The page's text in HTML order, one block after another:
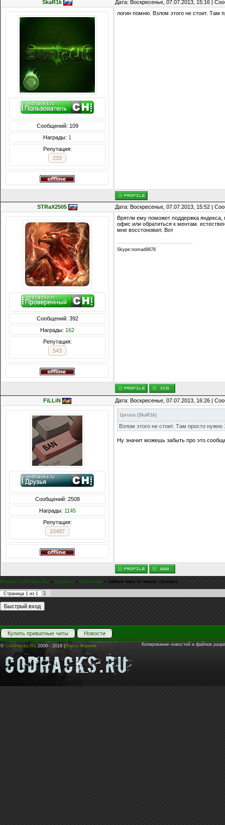
SkaR1k Дата: Воскресенье, 07.07.2013, 15:16 |
Сообщений: 109
Награды: 1
Репутация:
233
логин помню. Взлом этого не стоит. Там
STRaX2505 Дата: Воскресенье, 07.07.2013, 15:52 |
Сообщений: 392
Награды: 162
Репутация:
543
Врятли ему поможет поддержка
офис или обратиться к ментам.
мне восстоновил. Вот
Skype:nomad9878
FiLLiN Дата: Воскресенье, 07.07.2013, 16:26 |
Сообщений: 2508
Награды: 1145
Репутация:
10487
Цитата (SkaR1k)
Взлом этого не стоит. Там просто нужно
Ну значит можешь забыть про это
Форум CoDHacks.Ru » Курилка » Обо всем » Забыл пасс от мыла. (фывфы)
Страница 1 из 1 1
Купить приватные читы Новости
© CoDHacks.Ru 2009 - 2018 | Карта Форума Копирование новостей и файлов